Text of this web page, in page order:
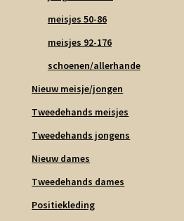
meisjes 50-86
meisjes 92-176
schoenen/allerhande
Nieuw meisje/jongen
Tweedehands meisjes
Tweedehands jongens
Nieuw dames
Tweedehands dames
Positiekleding